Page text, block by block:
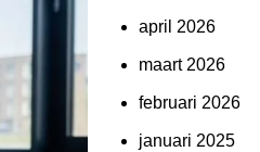
april 2026
maart 2026
februari 2026
januari 2025